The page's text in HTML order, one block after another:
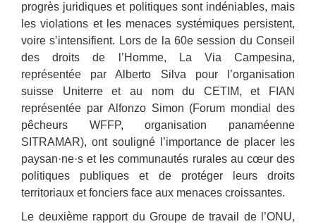
progrès juridiques et politiques sont indéniables, mais
les violations et les menaces systémiques persistent,
voire s’intensifient. Lors de la 60e session du Conseil
des droits de l’Homme, La Via Campesina,
représentée par Alberto Silva pour l’organisation
suisse Uniterre et au nom du CETIM, et FIAN
représentée par Alfonzo Simon (Forum mondial des
pêcheurs WFFP, organisation panaméenne
SITRAMAR), ont souligné l’importance de placer les
paysan·ne·s et les communautés rurales au cœur des
politiques publiques et de protéger leurs droits
territoriaux et fonciers face aux menaces croissantes.
Le deuxième rapport du Groupe de travail de l’ONU,